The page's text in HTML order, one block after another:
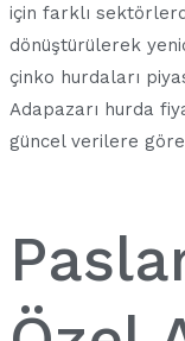
için farklı
dönüştürülerek
çinko hurdaları
Adapazarı hurda
güncel verilere